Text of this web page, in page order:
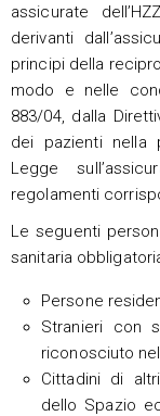
assicurate
derivanti
principi della
modo e nelle
883/04, dalla
dei pazienti nella
Legge
regolamenti
Le seguenti
sanitaria
Persone
Stranieri con
riconosciuto
Cittadini di
dello Spazio